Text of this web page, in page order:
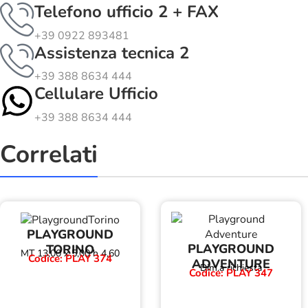
Telefono ufficio 2 + FAX
+39 0922 893481
Assistenza tecnica 2
+39 388 8634 444
Cellulare Ufficio
+39 388 8634 444
Correlati
PLAYGROUND
TORINO
MT 13,00 x 5,00 h 4,60
Codice: PLAY 374
PLAYGROUND
ADVENTURE
Dim.a richiesta
Codice: PLAY 347